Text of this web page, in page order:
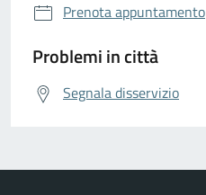
Prenota appuntamento
Problemi in città
Segnala disservizio